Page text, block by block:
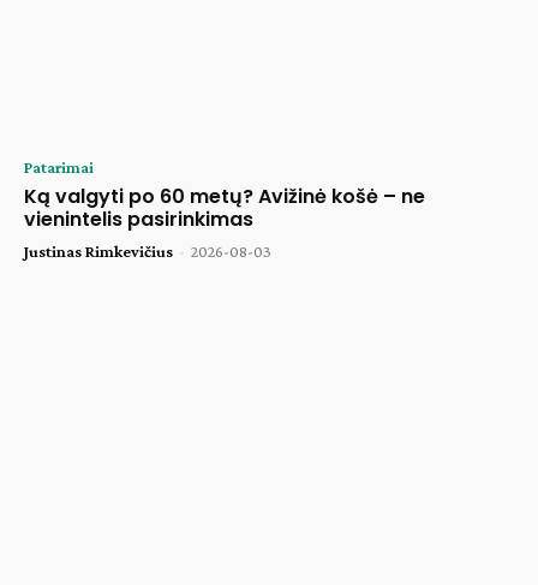
Patarimai
Ką valgyti po 60 metų? Avižinė košė – ne
vienintelis pasirinkimas
Justinas Rimkevičius - 2026-08-03